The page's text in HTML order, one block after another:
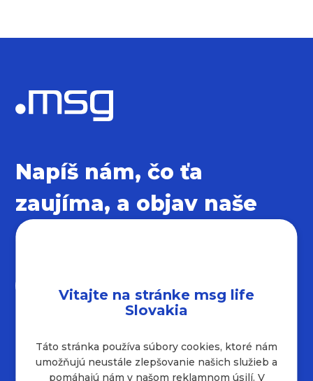
Kontakty
+421 232 221 454
Napíš nám, čo ťa
zaujíma, a objav naše
sociálne siete
Vitajte na stránke msg life
Slovakia
Táto stránka používa súbory cookies, ktoré nám
umožňujú neustále zlepšovanie našich služieb a
pomáhajú nám v našom reklamnom úsilí. V